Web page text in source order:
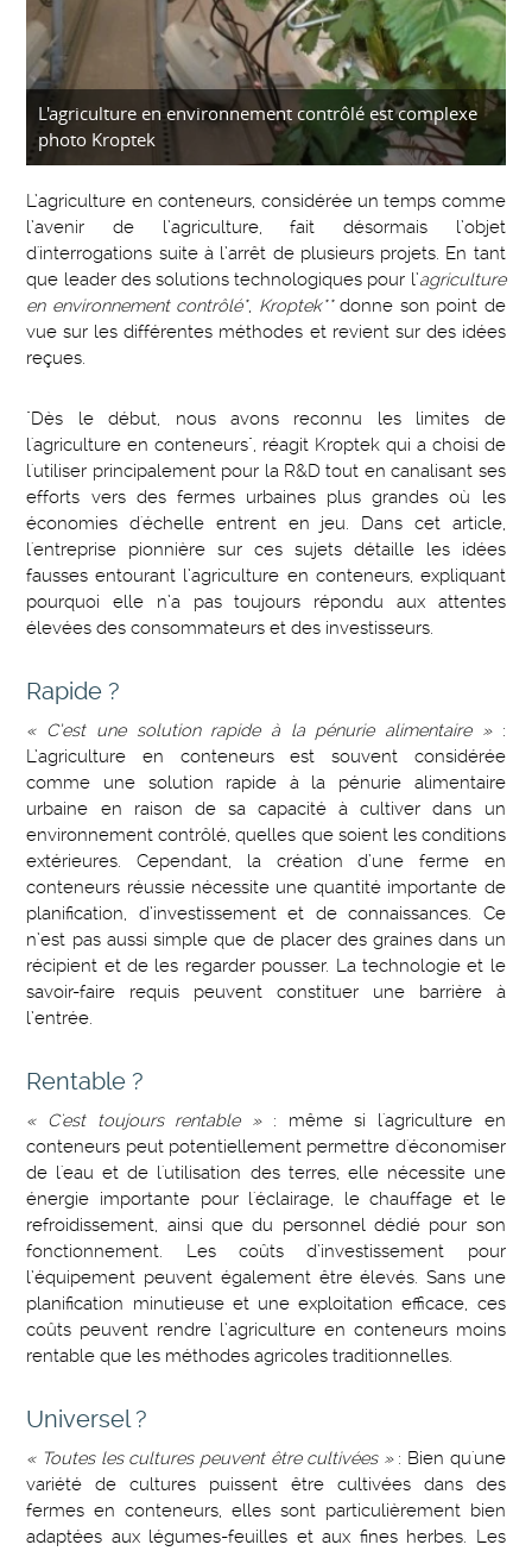
L'agriculture en environnement contrôlé est complexe
photo Kroptek
L’agriculture en conteneurs, considérée un temps comme
l’avenir de l’agriculture, fait désormais l’objet
d'interrogations suite à l’arrêt de plusieurs projets. En tant
que leader des solutions technologiques pour l’agriculture
en environnement contrôlé*, Kroptek**donne son point de
vue sur les différentes méthodes et revient sur des idées
reçues.
"Dès le début, nous avons reconnu les limites de
l'agriculture en conteneurs", réagit Kroptek qui a choisi de
l'utiliser principalement pour la R&D tout en canalisant ses
efforts vers des fermes urbaines plus grandes où les
économies d'échelle entrent en jeu. Dans cet article,
l'entreprise pionnière sur ces sujets détaille les idées
fausses entourant l’agriculture en conteneurs, expliquant
pourquoi elle n’a pas toujours répondu aux attentes
élevées des consommateurs et des investisseurs.
Rapide ?
« C’est une solution rapide à la pénurie alimentaire »:
L’agriculture en conteneurs est souvent considérée
comme une solution rapide à la pénurie alimentaire
urbaine en raison de sa capacité à cultiver dans un
environnement contrôlé, quelles que soient les conditions
extérieures. Cependant, la création d’une ferme en
conteneurs réussie nécessite une quantité importante de
planification, d’investissement et de connaissances. Ce
n’est pas aussi simple que de placer des graines dans un
récipient et de les regarder pousser. La technologie et le
savoir-faire requis peuvent constituer une barrière à
l’entrée.
Rentable ?
« C'est toujours rentable »: même si l'agriculture en
conteneurs peut potentiellement permettre d'économiser
de l'eau et de l'utilisation des terres, elle nécessite une
énergie importante pour l'éclairage, le chauffage et le
refroidissement, ainsi que du personnel dédié pour son
fonctionnement. Les coûts d’investissement pour
l’équipement peuvent également être élevés. Sans une
planification minutieuse et une exploitation efficace, ces
coûts peuvent rendre l’agriculture en conteneurs moins
rentable que les méthodes agricoles traditionnelles.
Universel ?
« Toutes les cultures peuvent être cultivées »: Bien qu'une
variété de cultures puissent être cultivées dans des
fermes en conteneurs, elles sont particulièrement bien
adaptées aux légumes-feuilles et aux fines herbes. Les